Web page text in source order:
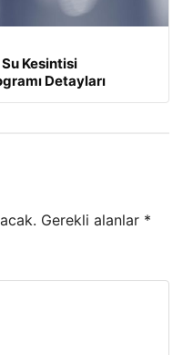
Kesintisi
Detayları
Gerekli alanlar *